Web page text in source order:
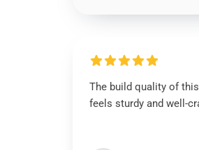
The build quality of
feels sturdy and well-